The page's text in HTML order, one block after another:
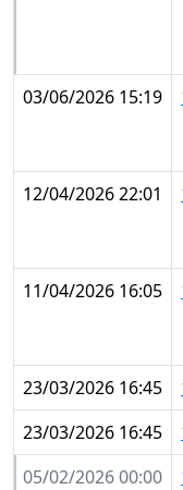
03/06/2026 15:19
12/04/2026 22:01
11/04/2026 16:05
23/03/2026 16:45
23/03/2026 16:45
05/02/2026 00:00